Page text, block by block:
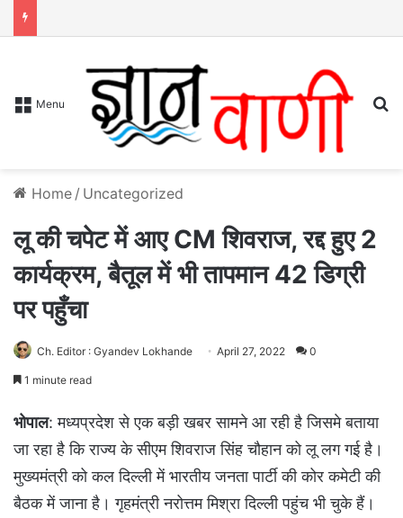
Menu
Home / Uncategorized
लू की चपेट में आए CM शिवराज, रद्द हुए 2
कार्यक्रम, बैतूल में भी तापमान 42 डिग्री
पर पहुँचा
Ch. Editor : Gyandev Lokhande April 27, 2022 0
1 minute read
भोपाल: मध्यप्रदेश से एक बड़ी खबर सामने आ रही है जिसमे बताया
जा रहा है कि राज्य के सीएम शिवराज सिंह चौहान को लू लग गई है।
मुख्यमंत्री को कल दिल्ली में भारतीय जनता पार्टी की कोर कमेटी की
बैठक में जाना है। गृहमंत्री नरोत्तम मिश्रा दिल्ली पहुंच भी चुके हैं।